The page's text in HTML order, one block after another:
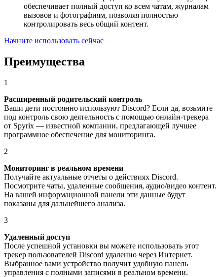
обеспечивает полный доступ ко всем чатам, журналам
вызовов и фотографиям, позволяя полностью
контролировать весь общий контент.
Начните использовать сейчас
Преимущества
1
Расширенный родительский контроль
Ваши дети постоянно используют Discord? Если да, возьмите
под контроль свою деятельность с помощью онлайн-трекера
от Spyrix — известной компании, предлагающей лучшее
программное обеспечение для мониторинга.
2
Мониторинг в реальном времени
Получайте актуальные отчеты о действиях Discord.
Посмотрите чаты, удаленные сообщения, аудио/видео контент.
На вашей информационной панели эти данные будут
показаны для дальнейшего анализа.
3
Удаленный доступ
После успешной установки вы можете использовать этот
трекер пользователей Discord удаленно через Интернет.
Выбранное вами устройство получит удобную панель
управления с полными записями в реальном времени.